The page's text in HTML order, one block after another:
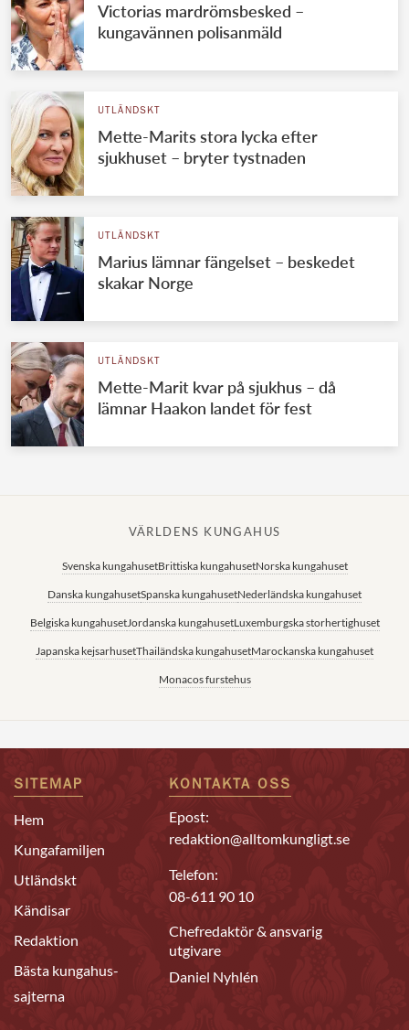
Victorias mardrömsbesked –
kungavännen polisanmäld
UTLÄNDSKT
Mette-Marits stora lycka efter
sjukhuset – bryter tystnaden
UTLÄNDSKT
Marius lämnar fängelset – beskedet
skakar Norge
UTLÄNDSKT
Mette-Marit kvar på sjukhus – då
lämnar Haakon landet för fest
VÄRLDENS KUNGAHUS
Svenska kungahusetBrittiska kungahusetNorska kungahuset
Danska kungahusetSpanska kungahusetNederländska kungahuset
Belgiska kungahusetJordanska kungahusetLuxemburgska storhertighuset
Japanska kejsarhusetThailändska kungahusetMarockanska kungahuset
Monacos furstehus
SITEMAP
Hem
Kungafamiljen
Utländskt
Kändisar
Redaktion
Bästa kungahus-
sajterna
KONTAKTA OSS
Epost:
redaktion@alltomkungligt.se
Telefon:
08-611 90 10
Chefredaktör & ansvarig
utgivare
Daniel Nyhlén